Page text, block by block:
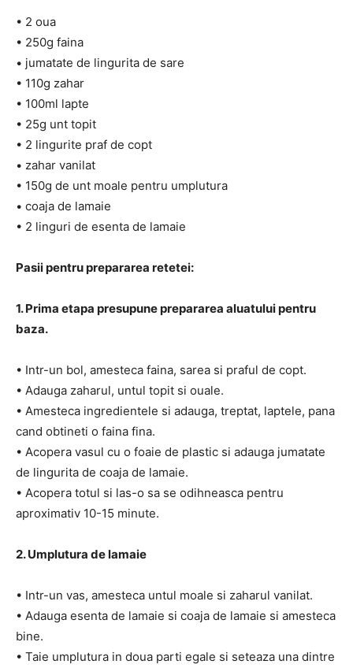
• 2 oua
• 250g faina
• jumatate de lingurita de sare
• 110g zahar
• 100ml lapte
• 25g unt topit
• 2 lingurite praf de copt
• zahar vanilat
• 150g de unt moale pentru umplutura
• coaja de lamaie
• 2 linguri de esenta de lamaie
Pasii pentru prepararea retetei:
1. Prima etapa presupune prepararea aluatului pentru
baza.
• Intr-un bol, amesteca faina, sarea si praful de copt.
• Adauga zaharul, untul topit si ouale.
• Amesteca ingredientele si adauga, treptat, laptele, pana
cand obtineti o faina fina.
• Acopera vasul cu o foaie de plastic si adauga jumatate
de lingurita de coaja de lamaie.
• Acopera totul si las-o sa se odihneasca pentru
aproximativ 10-15 minute.
2. Umplutura de lamaie
• Intr-un vas, amesteca untul moale si zaharul vanilat.
• Adauga esenta de lamaie si coaja de lamaie si amesteca
bine.
• Taie umplutura in doua parti egale si seteaza una dintre